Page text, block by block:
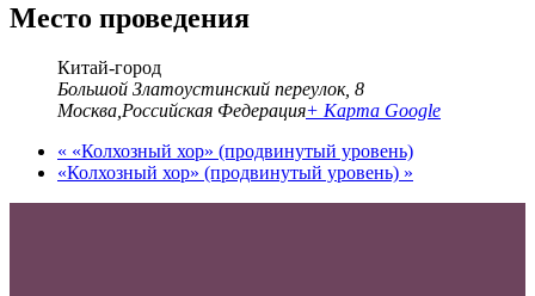
Место проведения
Китай-город
Большой Златоустинский переулок, 8
Москва,Российская Федерация+ Карта Google
« «Колхозный хор» (продвинутый уровень)
«Колхозный хор» (продвинутый уровень) »